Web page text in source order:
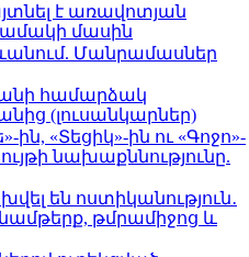
է առավոտյան
մասին
Մանրամասներ
համարձակ
(լուսանկարներ)
ին, «Տեցիկ»-ին ու «Գոջո»-
նախաքննությունը.
են ոստիկանություն․
թմրամիջոց և